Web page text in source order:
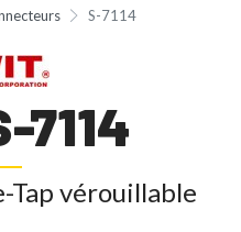
S-7114
7114
Tap vérouillable